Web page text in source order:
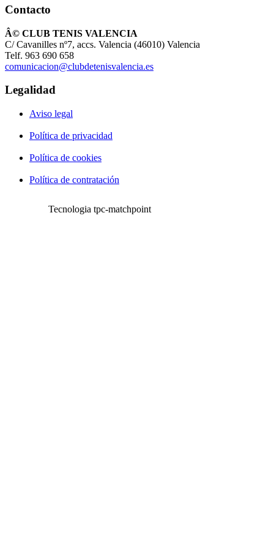
Contacto
Â© CLUB TENIS VALENCIA
C/ Cavanilles nº7, accs. Valencia (46010) Valencia
Telf. 963 690 658
comunicacion@clubdetenisvalencia.es
Legalidad
Aviso legal
Política de privacidad
Política de cookies
Política de contratación
Tecnologia tpc-matchpoint